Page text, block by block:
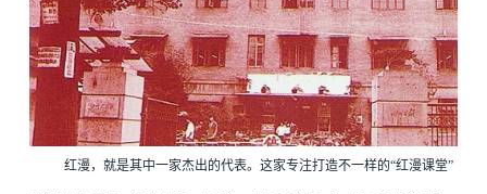
红漫，就是其中一家杰出的代表。这家专注打造不一样的“红漫课堂”